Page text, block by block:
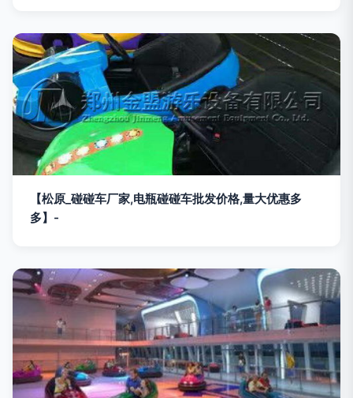
【松原_碰碰车厂家,电瓶碰碰车批发价格,量大优惠多
多】-